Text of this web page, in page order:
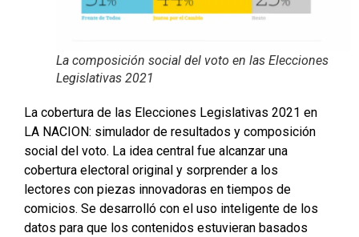
La composición social del voto en las Elecciones
Legislativas 2021
La cobertura de las Elecciones Legislativas 2021 en
LA NACION: simulador de resultados y composición
social del voto. La idea central fue alcanzar una
cobertura electoral original y sorprender a los
lectores con piezas innovadoras en tiempos de
comicios. Se desarrolló con el uso inteligente de los
datos para que los contenidos estuvieran basados